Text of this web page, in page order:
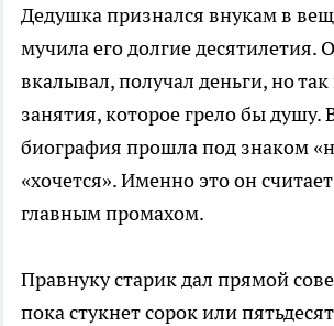
Дедушка признался внукам в
мучила его долгие десятилетия.
вкалывал, получал деньги, но
занятия, которое грело бы душу.
биография прошла под знаком
«хочется». Именно это он
главным промахом.
Правнуку старик дал прямой
пока стукнет сорок или